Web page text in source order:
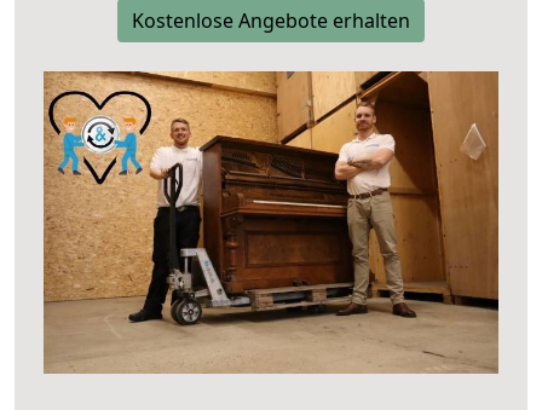
Kostenlose Angebote erhalten